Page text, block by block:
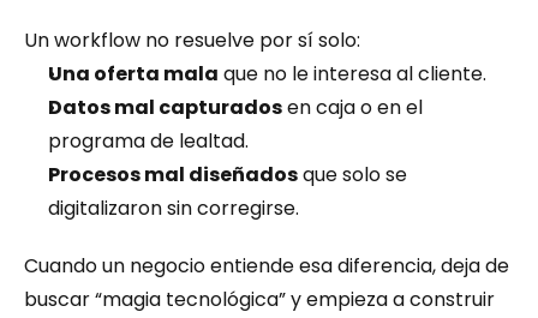
Un workflow no resuelve por sí solo:
Una oferta mala que no le interesa al cliente.
Datos mal capturados en caja o en el
programa de lealtad.
Procesos mal diseñados que solo se
digitalizaron sin corregirse.
Cuando un negocio entiende esa diferencia, deja de
buscar “magia tecnológica” y empieza a construir